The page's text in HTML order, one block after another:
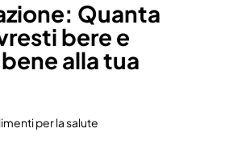
Quanta
bere e
alla tua
per la salute